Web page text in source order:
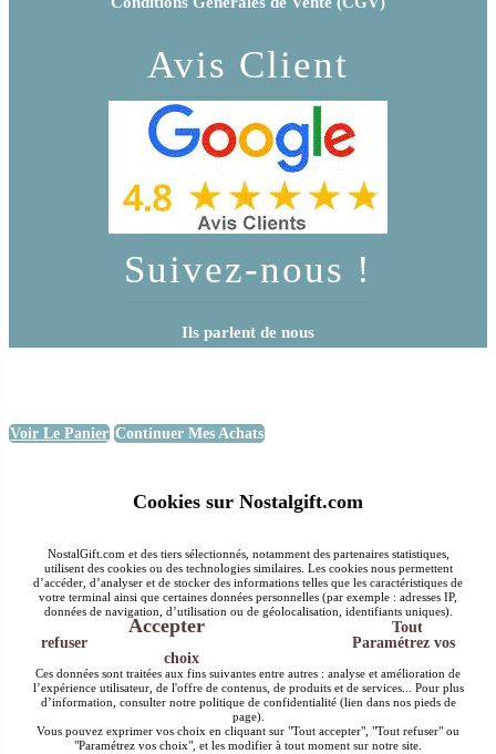
Avis Client
Suivez-nous !
Ils parlent de nous
Voir Le Panier Continuer Mes Achats
Cookies sur Nostalgift.com
NostalGift.com et des tiers sélectionnés, notamment des partenaires statistiques,
utilisent des cookies ou des technologies similaires. Les cookies nous permettent
d’accéder, d’analyser et de stocker des informations telles que les caractéristiques de
votre terminal ainsi que certaines données personnelles (par exemple : adresses IP,
données de navigation, d’utilisation ou de géolocalisation, identifiants uniques).
Accepter
Tout
refuser
Paramétrez vos
choix
Ces données sont traitées aux fins suivantes entre autres : analyse et amélioration de
l’expérience utilisateur, de l'offre de contenus, de produits et de services... Pour plus
d’information, consulter notre politique de confidentialité (lien dans nos pieds de
page).
Vous pouvez exprimer vos choix en cliquant sur "Tout accepter", "Tout refuser" ou
"Paramétrez vos choix", et les modifier à tout moment sur notre site.